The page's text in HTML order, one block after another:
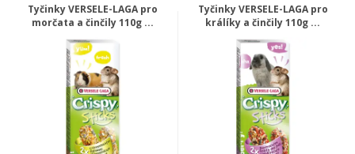
Tyčinky VERSELE-LAGA pro
morčata a činčily 110g ...
Tyčinky VERSELE-LAGA pro
králíky a činčily 110g ...